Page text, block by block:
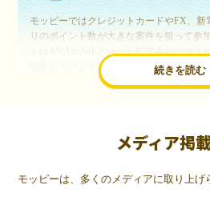
続きを読む
モッピーではクレジットカードやFX、新
りのポイント数が大きな案件を狙って参
交換しています。このようにすることで
行や海外旅行を実現しています。モッピ
いつものネットショッピ
（20代・女性）
メディア掲
モッピーは、多くのメディアに取り上げ